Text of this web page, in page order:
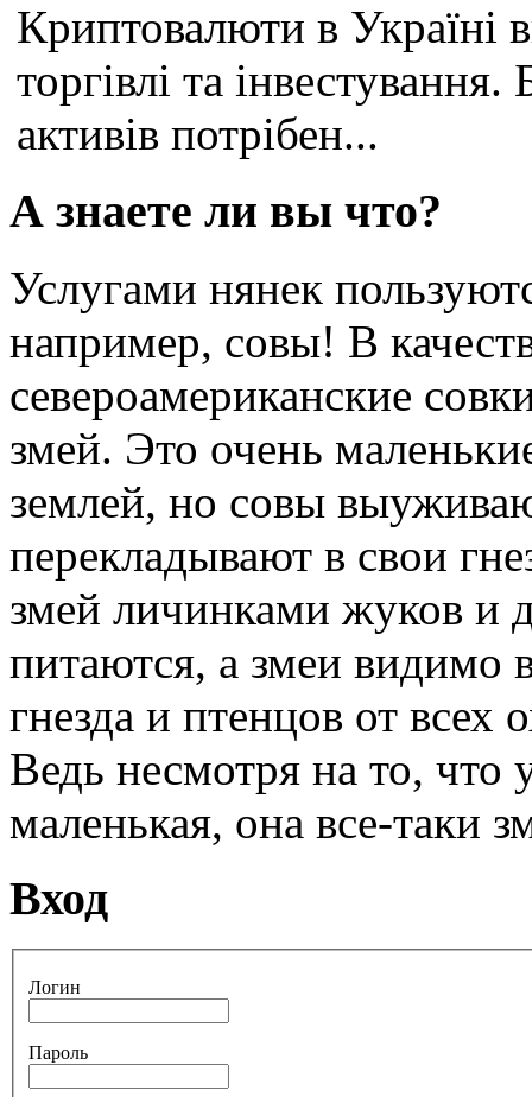
Криптовалюти в Україні
торгівлі та
активів потрібен...
А знаете ли вы что?
Услугами нянек
например, совы! В
североамериканские
змей. Это очень
землей, но совы
перекладывают в свои
змей личинками жуков и
питаются, а змеи видимо
гнезда и птенцов от
Ведь несмотря на то, что
маленькая, она все-таки
Вход
Логин
Пароль